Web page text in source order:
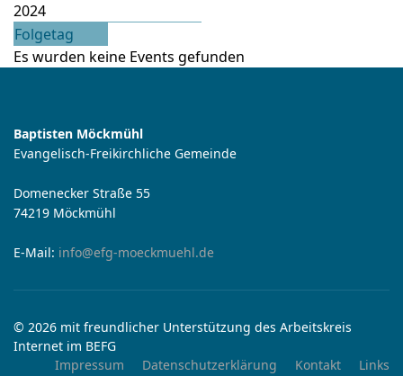
2024
Folgetag
Es wurden keine Events gefunden
Baptisten Möckmühl
Evangelisch-Freikirchliche Gemeinde
Domenecker Straße 55
74219 Möckmühl
E-Mail: info@efg-moeckmuehl.de
© 2026 mit freundlicher Unterstützung des Arbeitskreis
Internet im BEFG
Impressum
Datenschutzerklärung Kontakt
Links